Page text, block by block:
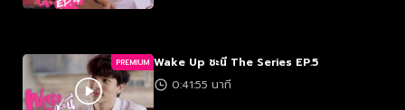
PREMIUM Wake Up ชะนี The Series EP.5
0:41:55 นาที